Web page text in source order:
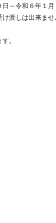
令和６年１月
しは出来ませ
。